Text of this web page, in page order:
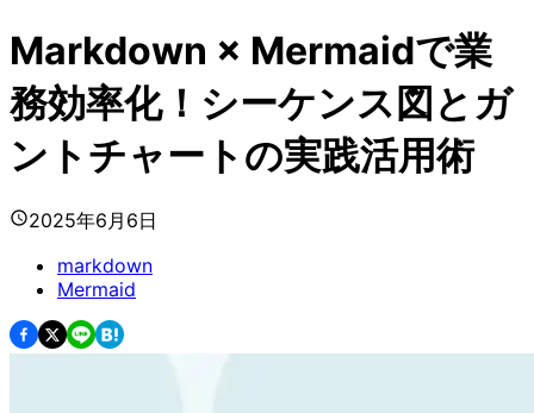
Markdown × Mermaidで業
務効率化！シーケンス図とガ
ントチャートの実践活用術
2025年6月6日
markdown
Mermaid